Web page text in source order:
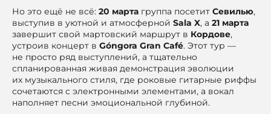
Но это ещё не всё: 20 марта группа посетит Севилью,
выступив в уютной и атмосферной Sala X, а 21 марта
завершит свой мартовский маршрут в Кордове,
устроив концерт в Góngora Gran Café. Этот тур —
не просто ряд выступлений, а тщательно
спланированная живая демонстрация эволюции
их музыкального стиля, где роковые гитарные риффы
сочетаются с электронными элементами, а вокал
наполняет песни эмоциональной глубиной.